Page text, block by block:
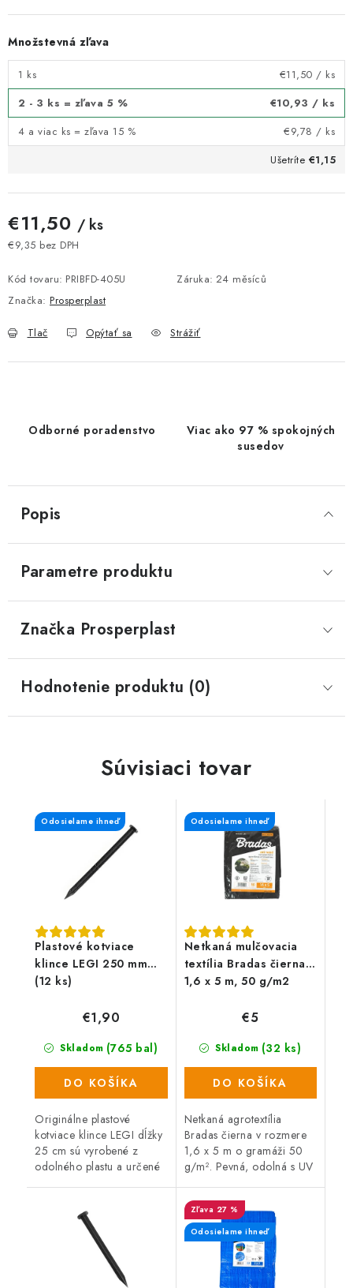
Množstevná zľava
1 ks €11,50 / ks
2 - 3 ks = zľava 5 %
€10,93 / ks
4 a viac ks = zľava 15 %
€9,78 / ks
Ušetríte €1,15
€11,50 / ks
€9,35 bez DPH
Kód tovaru: PRIBFD-405U Záruka: 24 měsíců
Značka: Prosperplast
Tlač Opýtať sa Strážiť
Odborné poradenstvo
Viac ako 97 % spokojných
susedov
Popis
Parametre produktu
Značka Prosperplast
Hodnotenie produktu (0)
Súvisiaci tovar
Plastové kotviace
klince LEGI 250 mm
(12 ks)
Odosielame ihneď
Skladom (765 bal)
€1,90
DO KOŠÍKA
Originálne plastové
kotviace klince LEGI dĺžky
25 cm sú vyrobené z
odolného plastu a určené
ukotveniu zatrávňovacích
Netkaná mulčovacia
textília Bradas čierna,
1,6 x 5 m, 50 g/m2
Odosielame ihneď
Skladom (32 ks)
€5
DO KOŠÍKA
Netkaná agrotextília
Bradas čierna v rozmere
1,6 x 5 m o gramáži 50
g/m². Pevná, odolná s UV
materiálu. Vďaka svojim
jedinečným vlastnostiam
má široké...
27 %
Odosielame ihneď